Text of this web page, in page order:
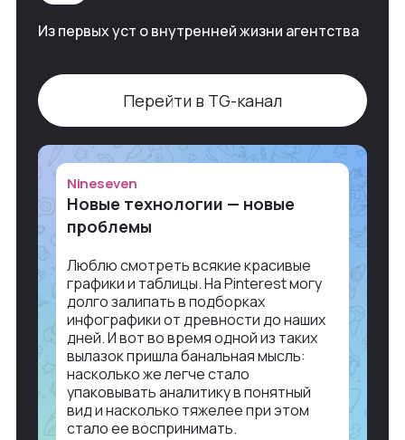
Из первых уст о внутренней жизни агентства
Перейти в TG-канал
Nineseven
Новые технологии — новые
проблемы
Люблю смотреть всякие красивые
графики и таблицы. На Pinterest могу
долго залипать в подборках
инфографики от древности до наших
дней. И вот во время одной из таких
вылазок пришла банальная мысль:
насколько же легче стало
упаковывать аналитику в понятный
вид и насколько тяжелее при этом
стало ее воспринимать.